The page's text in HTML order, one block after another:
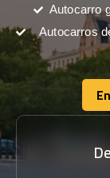
Autocarro
Autocarros